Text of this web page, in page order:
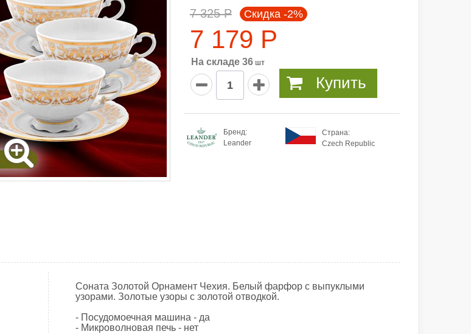
7 325 Р Скидка -2%
7 179 Р
На складе 36 шт
Купить
Бренд:
Leander
Страна:
Czech Republic
Соната Золотой Орнамент Чехия. Белый фарфор с выпуклыми
узорами. Золотые узоры с золотой отводкой.
- Посудомоечная машина - да
- Микроволновая печь - нет